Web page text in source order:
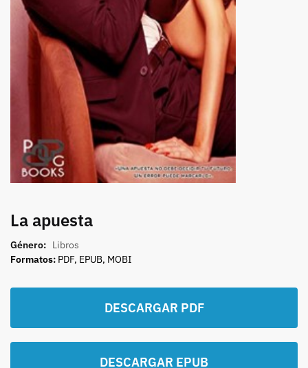
La apuesta
Género: Libros
Formatos: PDF, EPUB, MOBI
DESCARGAR PDF
DESCARGAR EPUB